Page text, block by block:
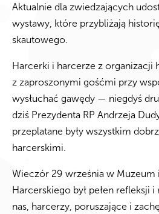
Aktualnie dla zwiedzających
wystawy, które przybliżają
skautowego.
Harcerki i harcerze z organizacji
z zaproszonymi gośćmi przy
wysłuchać gawędy — niegdyś
dziś Prezydenta RP Andrzeja
przeplatane były wszystkim
harcerskimi.
Wieczór 29 września w Muzeum
Harcerskiego był pełen refleksji
nas, harcerzy, poruszające i